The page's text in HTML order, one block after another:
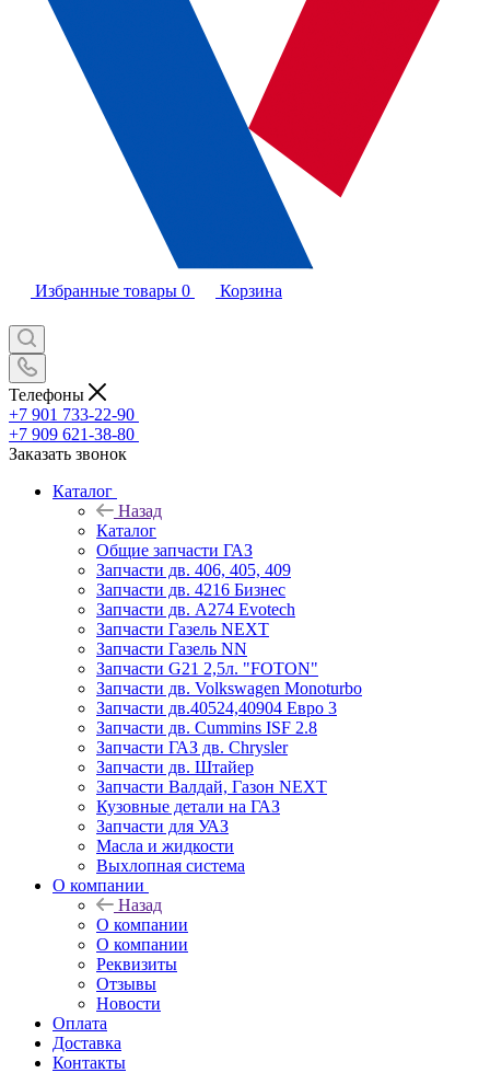
Избранные товары 0 Корзина
Телефоны
+7 901 733-22-90
+7 909 621-38-80
Заказать звонок
Каталог
Назад
Каталог
Общие запчасти ГАЗ
Запчасти дв. 406, 405, 409
Запчасти дв. 4216 Бизнес
Запчасти дв. A274 Evotech
Запчасти Газель NEXT
Запчасти Газель NN
Запчасти G21 2,5л. "FOTON"
Запчасти дв. Volkswagen Monoturbo
Запчасти дв.40524,40904 Евро 3
Запчасти дв. Cummins ISF 2.8
Запчасти ГАЗ дв. Chrysler
Запчасти дв. Штайер
Запчасти Валдай, Газон NEXT
Кузовные детали на ГАЗ
Запчасти для УАЗ
Масла и жидкости
Выхлопная система
О компании
Назад
О компании
О компании
Реквизиты
Отзывы
Новости
Оплата
Доставка
Контакты